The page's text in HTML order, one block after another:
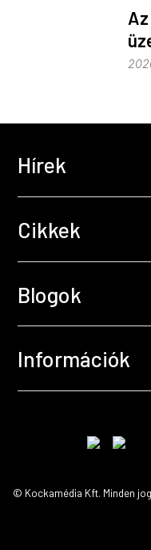
Hírek
Cikkek
Blogok
Információk
© Kockamédia Kft. Minden